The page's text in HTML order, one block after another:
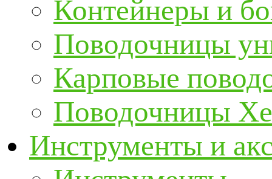
Контейнеры и
Поводочницы
Карповые
Поводочницы
Инструменты и